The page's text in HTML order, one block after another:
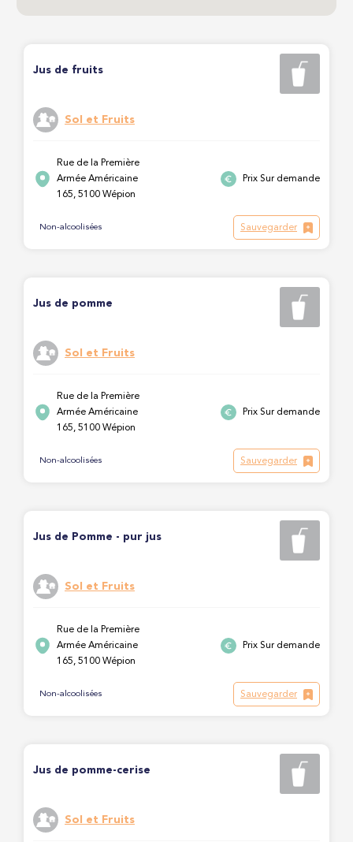
Jus de fruits
Sol et Fruits
Rue de la Première
Armée Américaine
165, 5100 Wépion
Prix Sur demande
Non-alcoolisées Sauvegarder
Jus de pomme
Sol et Fruits
Rue de la Première
Armée Américaine
165, 5100 Wépion
Prix Sur demande
Non-alcoolisées Sauvegarder
Jus de Pomme - pur jus
Sol et Fruits
Rue de la Première
Armée Américaine
165, 5100 Wépion
Prix Sur demande
Non-alcoolisées Sauvegarder
Jus de pomme-cerise
Sol et Fruits